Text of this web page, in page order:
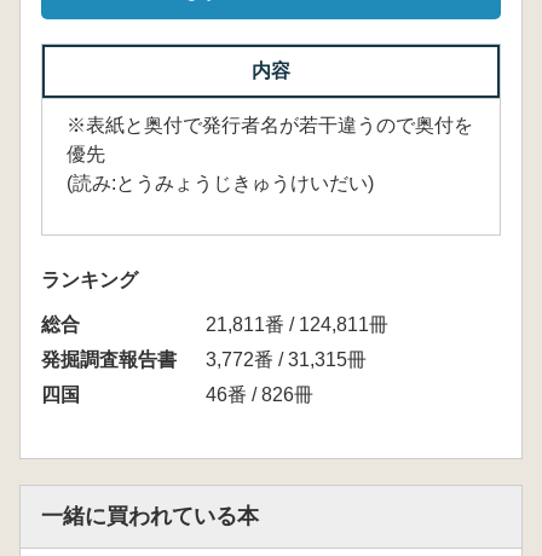
内容
※表紙と奥付で発行者名が若干違うので奥付を
優先
(読み:とうみょうじきゅうけいだい)
ランキング
総合
21,811番 / 124,811冊
発掘調査報告書
3,772番 / 31,315冊
四国
46番 / 826冊
一緒に買われている本